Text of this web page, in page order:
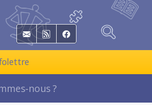
E-mail RSS Facebook
nous ?